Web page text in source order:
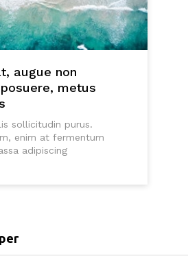
augue non
metus
sollicitudin purus.
enim at fermentum
adipiscing